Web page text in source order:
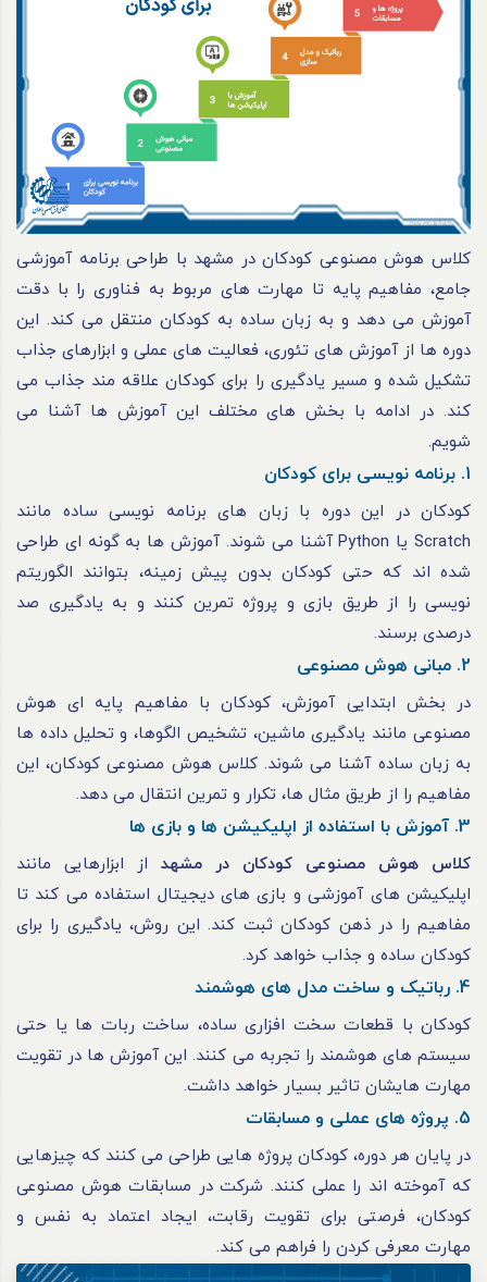
کلاس هوش مصنوعی کودکان در مشهد با طراحی برنامه آموزشی
جامع، مفاهیم پایه تا مهارت های مربوط به فناوری را با دقت
آموزش می دهد و به زبان ساده به کودکان منتقل می کند. این
دوره ها از آموزش های تئوری، فعالیت های عملی و ابزارهای جذاب
تشکیل شده و مسیر یادگیری را برای کودکان علاقه مند جذاب می
کند. در ادامه با بخش های مختلف این آموزش ها آشنا می
شویم.
1. برنامه نویسی برای کودکان
کودکان در این دوره با زبان های برنامه نویسی ساده مانند
Scratch یا Python آشنا می شوند. آموزش ها به گونه ای طراحی
شده اند که حتی کودکان بدون پیش زمینه، بتوانند الگوریتم
نویسی را از طریق بازی و پروژه تمرین کنند و به یادگیری صد
درصدی برسند.
2. مبانی هوش مصنوعی
در بخش ابتدایی آموزش، کودکان با مفاهیم پایه ای هوش
مصنوعی مانند یادگیری ماشین، تشخیص الگوها، و تحلیل داده ها
به زبان ساده آشنا می شوند. کلاس هوش مصنوعی کودکان، این
مفاهیم را از طریق مثال ها، تکرار و تمرین انتقال می دهد.
3. آموزش با استفاده از اپلیکیشن ها و بازی ها
کلاس هوش مصنوعی کودکان در مشهد از ابزارهایی مانند
اپلیکیشن های آموزشی و بازی های دیجیتال استفاده می کند تا
مفاهیم را در ذهن کودکان ثبت کند. این روش، یادگیری را برای
کودکان ساده و جذاب خواهد کرد.
4. رباتیک و ساخت مدل های هوشمند
کودکان با قطعات سخت افزاری ساده، ساخت ربات ها یا حتی
سیستم های هوشمند را تجربه می کنند. این آموزش ها در تقویت
مهارت هایشان تاثیر بسیار خواهد داشت.
5. پروژه های عملی و مسابقات
در پایان هر دوره، کودکان پروژه هایی طراحی می کنند که چیزهایی
که آموخته اند را عملی کنند. شرکت در مسابقات هوش مصنوعی
کودکان، فرصتی برای تقویت رقابت، ایجاد اعتماد به نفس و
مهارت معرفی کردن را فراهم می کند.